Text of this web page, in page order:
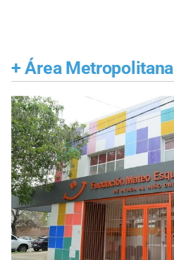
+ Área Metropolitana